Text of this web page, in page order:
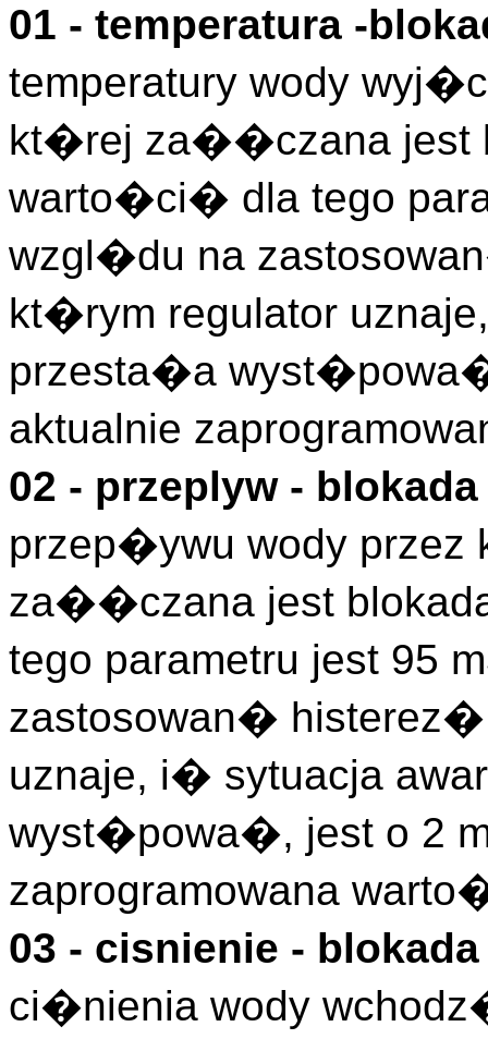
01 - temperatura -
temperatury wody
kt�rej za��czana jest
warto�ci� dla tego
wzgl�du na
kt�rym regulator
przesta�a
aktualnie
02 - przeplyw -
przep�ywu wody
za��czana jest
tego parametru jest 95
zastosowan�
uznaje, i� sytuacja
wyst�powa�, jest o 2
zaprogramowana
03 - cisnienie -
ci�nienia wody